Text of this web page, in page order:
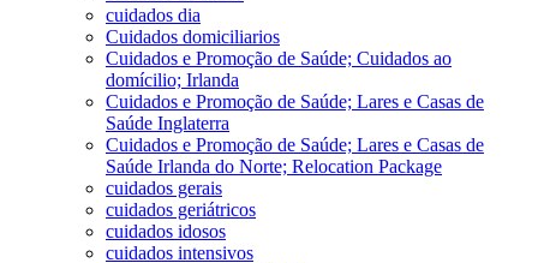
cuidados dia
Cuidados domiciliarios
Cuidados e Promoção de Saúde; Cuidados ao
domícilio; Irlanda
Cuidados e Promoção de Saúde; Lares e Casas de
Saúde Inglaterra
Cuidados e Promoção de Saúde; Lares e Casas de
Saúde Irlanda do Norte; Relocation Package
cuidados gerais
cuidados geriátricos
cuidados idosos
cuidados intensivos